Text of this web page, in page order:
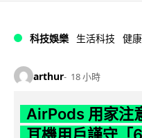
科技娛樂 生活科技 健康
arthur 18 小時
AirPods 用家注